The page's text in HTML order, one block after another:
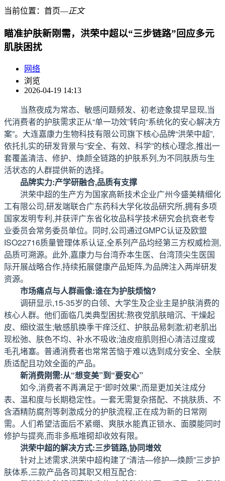
当前位置： 首页―正文
瞄准护肤新刚需，洪荣中超以“三步链路”回应多元
肌肤困扰
网络
浏览
2026-04-19 14:13
当熬夜成为常态、敏感问题频发、初老迹象提早显现,当
代消费者的护肤需求正从“单一功效”转向“系统化的安心解决方
案”。大连嘉康力生物科技有限公司旗下核心品牌“洪荣中超”,
依托扎实的研发背景与“安全、有效、科学”的核心理念,推出一
套覆盖清洁、修护、焕颜全链路的护肤系列,为不同肤质与生
活状态的人群提供新的选择。
品牌实力:产学研融合,品质有支撑
洪荣中超的生产方为国家高新技术企业广州今盛美精细化
工有限公司,研发端联合广东药科大学化妆品研究所,拥有多项
国家发明专利,并获评广东省化妆品科学技术研究会抗衰老专
业委员会常务委员单位。同时,公司通过GMPC认证及欧盟
ISO22716质量管理体系认证,全系列产品均经第三方权威检测,
品质可溯源。此外,嘉康力与台湾乔本生医、台湾顶尖生医国
际开展战略合作,持续拓展健康产品矩阵,为品牌注入两岸研发
资源。
市场痛点与人群画像:谁在为护肤烦恼?
调研显示,15-35岁的白领、大学生及企业主是护肤消费的
核心人群。他们面临几类典型困扰:熬夜党肌肤暗沉、干燥起
皮、细纹滋生;敏感肌换季干痒泛红、护肤品易刺激;初老肌出
现松弛、肤色不均、补水不吸收;油皮痘肌则担心清洁过度或
毛孔堵塞。普通消费者也常常苦恼于难以选到成分安全、全肤
质适配且功效全面的产品。
新消费刚需:从“想变美”到“要安心”
如今,消费者不再满足于“即时效果”,而是更加关注成分
表、温和度与长期稳定性。一套无需复杂搭配、不挑肤质、不
含酒精防腐剂等刺激成分的护肤流程,正在成为新的日常刚
需。人们希望洁面后不紧绷、爽肤水能真正锁水、面膜能同时
修护与提亮,而非多瓶堆砌却收效有限。
洪荣中超的解决方式:三步链路,协同增效
针对上述需求,洪荣中超构建了“清洁—修护—焕颜”三步护
肤体系,三款产品各司其职又相互配合: